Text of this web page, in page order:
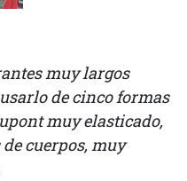
muy largos
de cinco formas
muy elasticado,
cuerpos, muy